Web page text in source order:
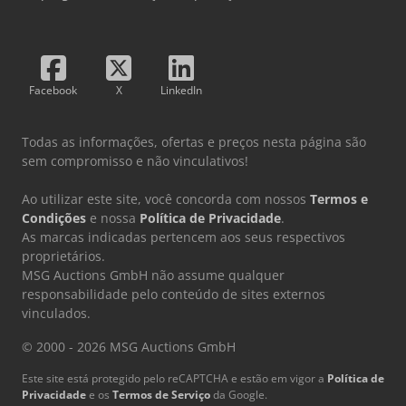
Interface Bluetooth – Controlo remoto de áudio no volante
* Rodas: Kit de reparação de pneus * Rodas: Jantes de aço
6,5 J x 16 com pneus 205/60 R 16 e calotas * Porta lateral
travagem de segurança EBA * Cintos de segurança –
Pretensionadores de cintos de segurança e limitadores de
aviso para cinto de segurança não utilizado para o
condutor e passageiro * Bloqueio automático da porta,
automático (45 segundos) * Viseira de sol para o condutor
e passageiro * Spoiler dianteiro * Sistema Start-Stop *
Filtro de pólen e partículas * Tomada: Conexão de 12V na
consola central dianteira * Para-choques dianteiro e capas
dos para-choques traseiro pintados na cor da carroçaria *
Luzes de circulação diurna * Divisória para a área de carga
deslizante * Puxadores das portas, pretos
Facebook X LinkedIn
Todas as informações, ofertas e preços nesta página são
sem compromisso e não vinculativos!
Ao utilizar este site, você concorda com nossos Termos e
Condições e nossa Política de Privacidade.
As marcas indicadas pertencem aos seus respectivos
proprietários.
MSG Auctions GmbH não assume qualquer
responsabilidade pelo conteúdo de sites externos
vinculados.
© 2000 - 2026 MSG Auctions GmbH
Este site está protegido pelo reCAPTCHA e estão em vigor a Política de
Privacidadee os Termos de Serviçoda Google.